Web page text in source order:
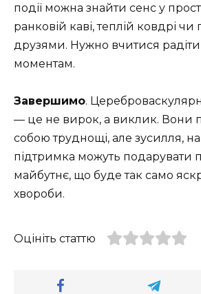
події можна знайти сенс у
ранковій каві, теплій ковдрі чи
друзями. Нужно вчитися
моментам.
Завершимо.
— це не вирок, а виклик. Вони
собою труднощі, але зусилля,
підтримка можуть подарувати
майбутнє, що буде так само
хвороби.
Оцініть статтю